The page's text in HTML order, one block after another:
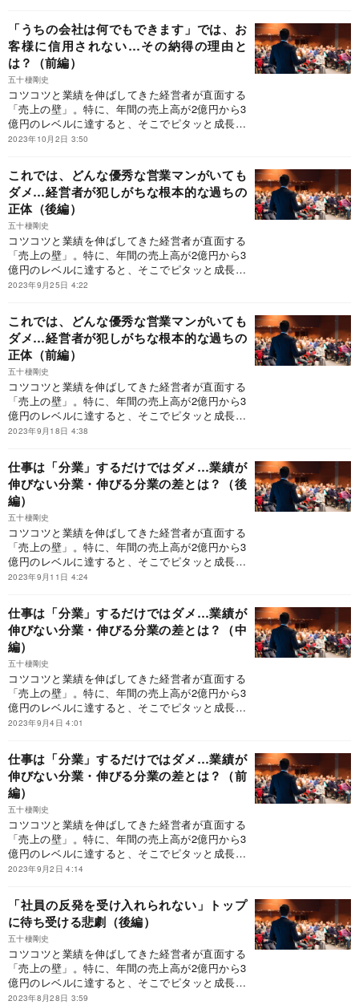
の経営者に支持されるバイブル】として、待望の
新装版が発売された『新装版 売上2億円の会社
を10億円にする方法』だ。本稿では、上場経験の
ある経営者から熱烈な推薦を受けている本書の中
から、「伸びる経営者だけが考えていること」を
一部抜粋して紹介する。
「うちの会社は何でもできます」では、お
客様に信用されない…その納得の理由と
は？（前編）
五十棲剛史
コツコツと業績を伸ばしてきた経営者が直面する
「売上の壁」。特に、年間の売上高が2億円から3
億円のレベルに達すると、そこでピタッと成長が
止まってしまう経営者が多いという。そんなとき
の経営者に支持されるバイブル】として、待望の
新装版が発売された『新装版 売上2億円の会社
を10億円にする方法』だ。本稿では、上場経験の
ある経営者から熱烈な推薦を受けている本書の中
から、「伸びる経営者だけが考えていること」を
一部抜粋して紹介する。
2023年10月2日 3:50
これでは、どんな優秀な営業マンがいても
ダメ…経営者が犯しがちな根本的な過ちの
正体（後編）
五十棲剛史
コツコツと業績を伸ばしてきた経営者が直面する
「売上の壁」。特に、年間の売上高が2億円から3
億円のレベルに達すると、そこでピタッと成長が
止まってしまう経営者が多いという。そんなとき
の経営者に支持されるバイブル】として、待望の
新装版が発売された『新装版 売上2億円の会社
を10億円にする方法』だ。本稿では、上場経験の
ある経営者から熱烈な推薦を受けている本書の中
から、「伸びる経営者だけが考えていること」を
一部抜粋して紹介する。
2023年9月25日 4:22
これでは、どんな優秀な営業マンがいても
ダメ…経営者が犯しがちな根本的な過ちの
正体（前編）
五十棲剛史
コツコツと業績を伸ばしてきた経営者が直面する
「売上の壁」。特に、年間の売上高が2億円から3
億円のレベルに達すると、そこでピタッと成長が
止まってしまう経営者が多いという。そんなとき
の経営者に支持されるバイブル】として、待望の
新装版が発売された『新装版 売上2億円の会社
を10億円にする方法』だ。本稿では、上場経験の
ある経営者から熱烈な推薦を受けている本書の中
から、「伸びる経営者だけが考えていること」を
一部抜粋して紹介する。
2023年9月18日 4:38
仕事は「分業」するだけではダメ…業績が
伸びない分業・伸びる分業の差とは？（後
編）
五十棲剛史
コツコツと業績を伸ばしてきた経営者が直面する
「売上の壁」。特に、年間の売上高が2億円から3
億円のレベルに達すると、そこでピタッと成長が
止まってしまう経営者が多いという。そんなとき
の経営者に支持されるバイブル】として、待望の
新装版が発売された『新装版 売上2億円の会社
を10億円にする方法』だ。本稿では、上場経験の
ある経営者から熱烈な推薦を受けている本書の中
から、「伸びる経営者だけが考えていること」を
一部抜粋して紹介する。
2023年9月11日 4:24
仕事は「分業」するだけではダメ…業績が
伸びない分業・伸びる分業の差とは？（中
編）
五十棲剛史
コツコツと業績を伸ばしてきた経営者が直面する
「売上の壁」。特に、年間の売上高が2億円から3
億円のレベルに達すると、そこでピタッと成長が
止まってしまう経営者が多いという。そんなとき
の経営者に支持されるバイブル】として、待望の
新装版が発売された『新装版 売上2億円の会社
を10億円にする方法』だ。本稿では、上場経験の
ある経営者から熱烈な推薦を受けている本書の中
から、「なぜ、経営者は伸び悩んでしまうのか」
を一部抜粋して紹介する。
2023年9月4日 4:01
仕事は「分業」するだけではダメ…業績が
伸びない分業・伸びる分業の差とは？（前
編）
五十棲剛史
コツコツと業績を伸ばしてきた経営者が直面する
「売上の壁」。特に、年間の売上高が2億円から3
億円のレベルに達すると、そこでピタッと成長が
止まってしまう経営者が多いという。そんなとき
の経営者に支持されるバイブル】として、待望の
新装版が発売された『新装版 売上2億円の会社
を10億円にする方法』だ。本稿では、上場経験の
ある経営者から熱烈な推薦を受けている本書の中
から、「なぜ、経営者は伸び悩んでしまうのか」
を一部抜粋して紹介する。
2023年9月2日 4:14
「社員の反発を受け入れられない」トップ
に待ち受ける悲劇（後編）
五十棲剛史
コツコツと業績を伸ばしてきた経営者が直面する
「売上の壁」。特に、年間の売上高が2億円から3
億円のレベルに達すると、そこでピタッと成長が
止まってしまう経営者が多いという。そんなとき
2023年8月28日 3:59